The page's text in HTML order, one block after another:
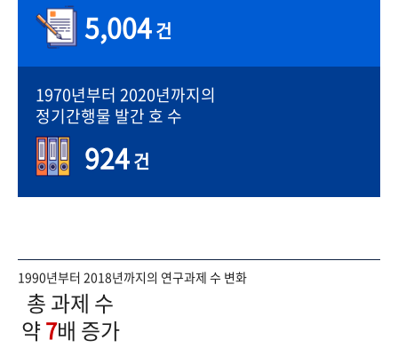
5,004건
1970년부터 2020년까지의
정기간행물 발간 호 수
924건
1990년부터 2018년까지의 연구과제 수 변화
총 과제 수
약7배 증가